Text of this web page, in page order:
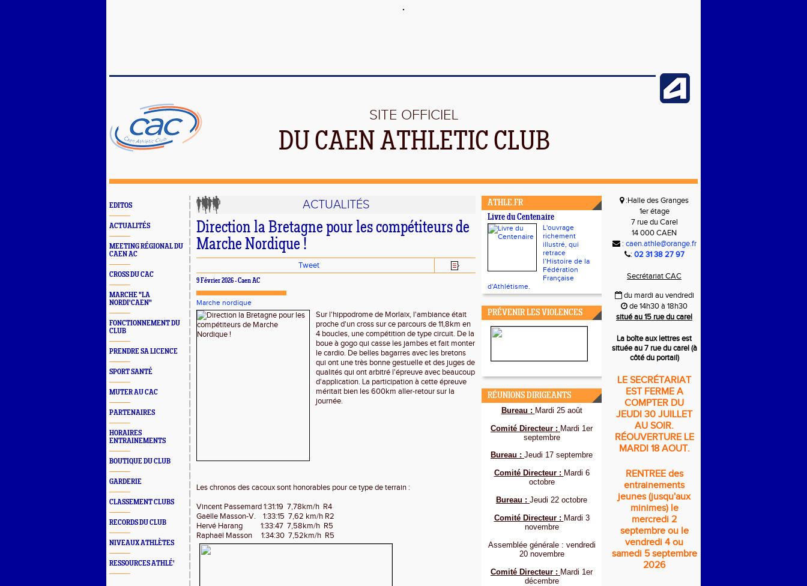
SITE OFFICIEL
DU CAEN ATHLETIC CLUB
EDITOS
ACTUALITÉS
MEETING RÉGIONAL DU
CAEN AC
CROSS DU CAC
MARCHE "LA
NORDI'CAEN"
FONCTIONNEMENT DU
CLUB
PRENDRE SA LICENCE
SPORT SANTÉ
MUTER AU CAC
PARTENAIRES
HORAIRES
ENTRAINEMENTS
BOUTIQUE DU CLUB
GARDERIE
CLASSEMENT CLUBS
RECORDS DU CLUB
NIVEAUX ATHLÈTES
RESSOURCES ATHLÉ'
ACTUALITÉS
Direction la Bretagne pour les compétiteurs de
Marche Nordique !
Tweet
9 Février 2026 - Caen AC
Marche nordique
Sur l'hippodrome de Morlaix, l'ambiance était
proche d'un cross sur ce parcours de 11,8km en
4 boucles, une compétition de type circuit. De la
boue à gogo qui casse les jambes et fait monter
le cardio. De belles bagarres avec les bretons
qui ont une très bonne gestuelle et des juges de
qualités qui ont arbitré l'épreuve avec beaucoup
d'application. La participation à cette épreuve
méritait bien les 600km aller-retour sur la
journée.
Les chronos des cacoux sont honorables pour ce type de terrain :
Vincent Passemard 1:31:19 7,78km/h R4
Gaëlle Masson-V.
1:33:15 7,62 km/h R2
Hervé Harang
1:33:47 7,58km/h R5
Raphaël Masson
1:34:30 7,52km/h R5
ATHLE.FR
Livre du Centenaire
L'ouvrage
richement
illustré, qui
retrace
l’Histoire de la
Fédération
Française
d'Athlétisme.
PRÉVENIR LES VIOLENCES
RÉUNIONS DIRIGEANTS
Bureau : Mardi 25 août
Comité Directeur : Mardi 1er
septembre
Bureau : Jeudi 17 septembre
Comité Directeur : Mardi 6
octobre
Bureau : Jeudi 22 octobre
Comité Directeur : Mardi 3
novembre
Assemblée générale : vendredi
20 novembre
Comité Directeur : Mardi 1er
décembre
:Halle des Granges
1er étage
7 rue du Carel
14 000 CAEN
: caen.athle@orange.fr
: 02 31 38 27 97
Secrétariat CAC
du mardi au vendredi
de 14h30 à 18h30
situé au 15 rue du carel
La boîte aux lettres est
située au 7 rue du carel (à
côté du portail)
LE SECRÉTARIAT
EST FERME A
COMPTER DU
JEUDI 30 JUILLET
AU SOIR.
RÉOUVERTURE LE
MARDI 18 AOUT.
RENTREE des
entrainements
jeunes (jusqu'aux
minimes) le
mercredi 2
septembre ou le
vendredi 4 ou
samedi 5 septembre
2026